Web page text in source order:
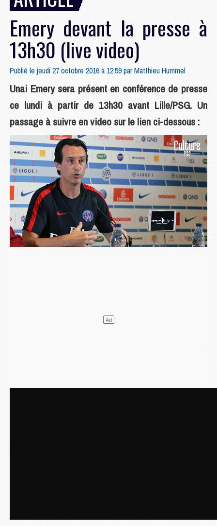
Emery devant la presse à
13h30 (live video)
Publié le jeudi 27 octobre 2016 à 12:59 parMatthieu Hummel
Unai Emery sera présent en conférence de presse
ce lundi à partir de 13h30 avant Lille/PSG. Un
passage à suivre en video sur le lien ci-dessous :